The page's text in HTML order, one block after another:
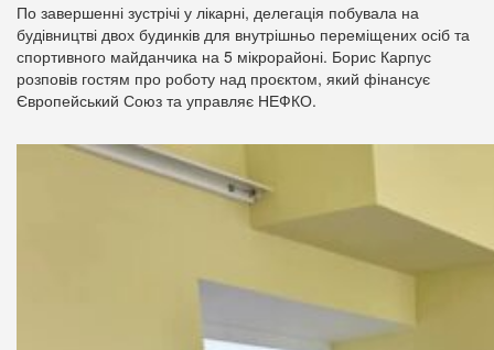
По завершенні зустрічі у лікарні, делегація побувала на
будівництві двох будинків для внутрішньо переміщених осіб та
спортивного майданчика на 5 мікрорайоні. Борис Карпус
розповів гостям про роботу над проєктом, який фінансує
Європейський Союз та управляє НЕФКО.